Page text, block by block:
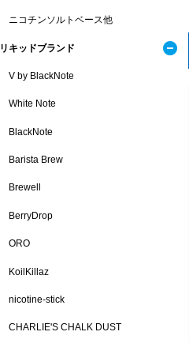
ニコチンソルトベース他
リキッドブランド
V by BlackNote
White Note
BlackNote
Barista Brew
Brewell
BerryDrop
ORO
KoilKillaz
nicotine-stick
CHARLIE'S CHALK DUST